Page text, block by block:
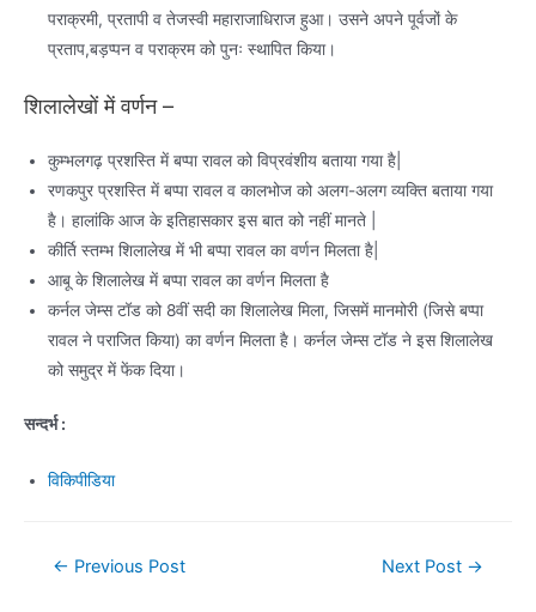
पराक्रमी, प्रतापी व तेजस्वी महाराजाधिराज हुआ। उसने अपने पूर्वजों के
प्रताप,बड़प्पन व पराक्रम को पुनः स्थापित किया।
शिलालेखों में वर्णन –
कुम्भलगढ़ प्रशस्ति में बप्पा रावल को विप्रवंशीय बताया गया है|
रणकपुर प्रशस्ति में बप्पा रावल व कालभोज को अलग-अलग व्यक्ति बताया गया
है। हालांकि आज के इतिहासकार इस बात को नहीं मानते |
कीर्ति स्तम्भ शिलालेख में भी बप्पा रावल का वर्णन मिलता है|
आबू के शिलालेख में बप्पा रावल का वर्णन मिलता है
कर्नल जेम्स टॉड को 8वीं सदी का शिलालेख मिला, जिसमें मानमोरी (जिसे बप्पा
रावल ने पराजित किया) का वर्णन मिलता है। कर्नल जेम्स टॉड ने इस शिलालेख
को समुद्र में फेंक दिया।
सन्दर्भ :
विकिपीडिया
Post← Previous Post Next Post →